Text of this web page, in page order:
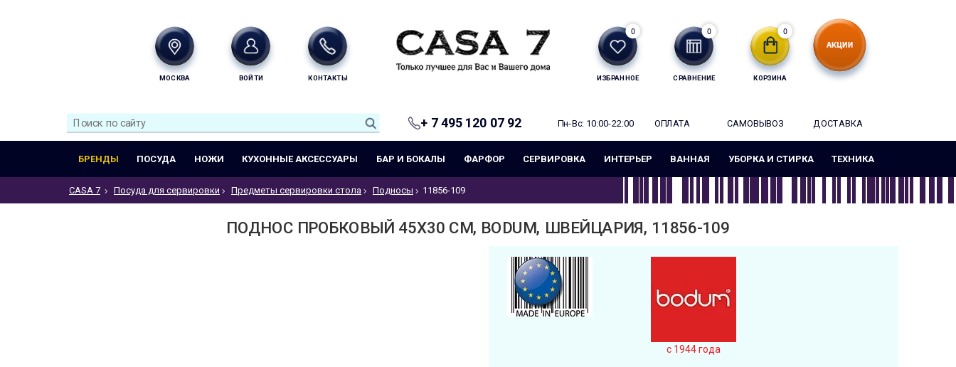
МОСКВА ВОЙТИ КОНТАКТЫ ИЗБРАННОЕ
0
СРАВНЕНИЕ
0
КОРЗИНА
0
+ 7 495 120 07 92 Пн-Вс: 10:00-22:00 ОПЛАТА САМОВЫВОЗ ДОСТАВКА
БРЕНДЫ ПОСУДА НОЖИ КУХОННЫЕ АКСЕССУАРЫ БАР И БОКАЛЫ ФАРФОР СЕРВИРОВКА ИНТЕРЬЕР ВАННАЯ УБОРКА И СТИРКА ТЕХНИКА
CASA 7 Посуда для сервировки Предметы сервировки стола Подносы 11856-109
ПОДНОС ПРОБКОВЫЙ 45Х30 СМ, BODUM, ШВЕЙЦАРИЯ, 11856-109
c 1944 года